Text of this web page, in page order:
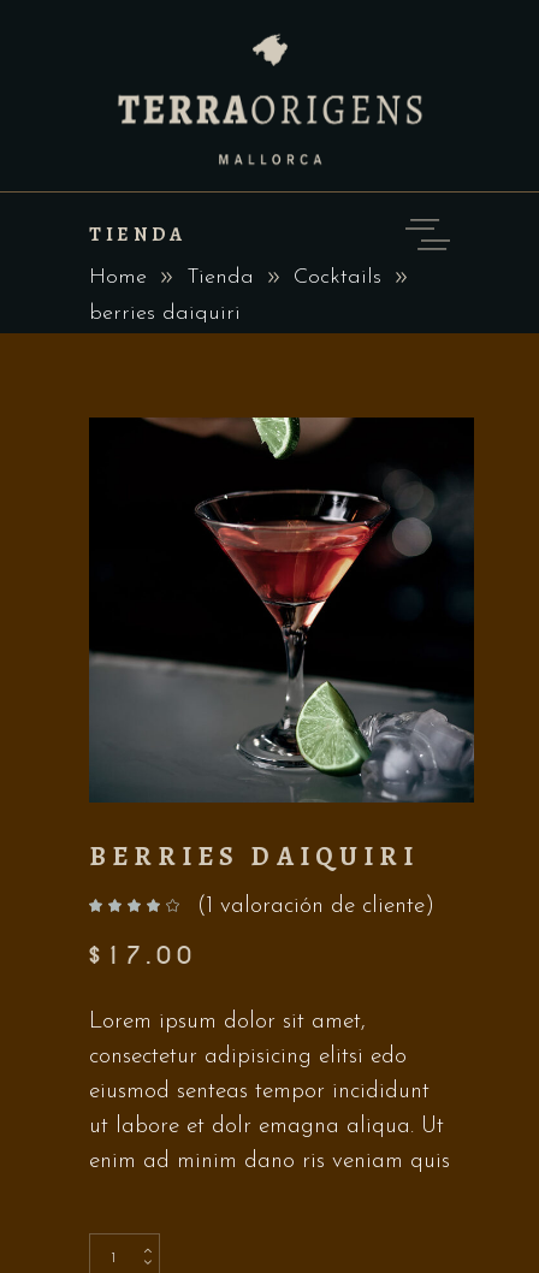
TIENDA
Home Tienda
Cocktails
berries daiquiri
BERRIES DAIQUIRI
( 1 valoración de cliente)
$ 17.00
Lorem ipsum dolor sit amet,
consectetur adipisicing elitsi edo
eiusmod senteas tempor incididunt
ut labore et dolr emagna aliqua. Ut
enim ad minim dano ris veniam quis